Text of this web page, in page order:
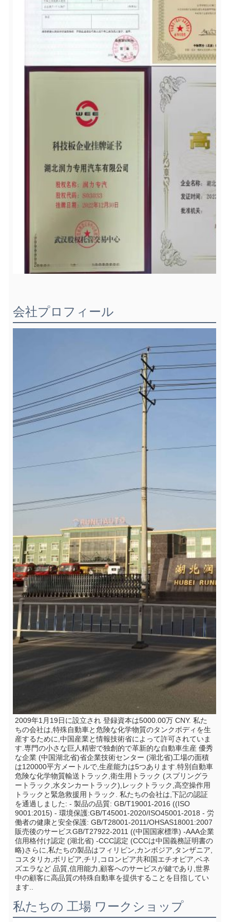
会社プロフィール
2009年1月19日に設立され 登録資本は5000.00万 CNY. 私た
ちの会社は,特殊自動車と危険な化学物質のタンクボディを生
産するために,中国産業と情報技術省によって許可されていま
す.専門の小さな巨人精密で独創的で革新的な自動車生産 優秀
な企業 (中国湖北省)省企業技術センター (湖北省)工場の面積
は120000平方メートルで,生産能力は5つあります.特別自動車
危険な化学物質輸送トラック,衛生用トラック (スプリングラ
ートラック,水タンカートラック),レックトラック,高空操作用
トラックと緊急救援用トラック. 私たちの会社は,下記の認証
を通過しました: - 製品の品質: GB/T19001-2016 ((ISO
9001:2015) - 環境保護:GB/T45001-2020/ISO45001-2018 - 労
働者の健康と安全保護: GB/T28001-2011/OHSAS18001:2007
販売後のサービスGB/T27922-2011 ((中国国家標準) -AAA企業
信用格付け認定 (湖北省) -CCC認定 (CCCは中国義務証明書の
略)さらに,私たちの製品はフィリピン,カンボジア,タンザニア,
コスタリカ,ボリビア,チリ,コロンビア共和国エチオピア,ベネ
ズエラなど 品質,信用能力,顧客へのサービスが鍵であり,世界
中の顧客に高品質の特殊自動車を提供することを目指してい
ます..
私たちの 工場 ワークショップ